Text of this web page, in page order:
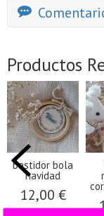
Productos
bastidor bola
navidad
12,00 €